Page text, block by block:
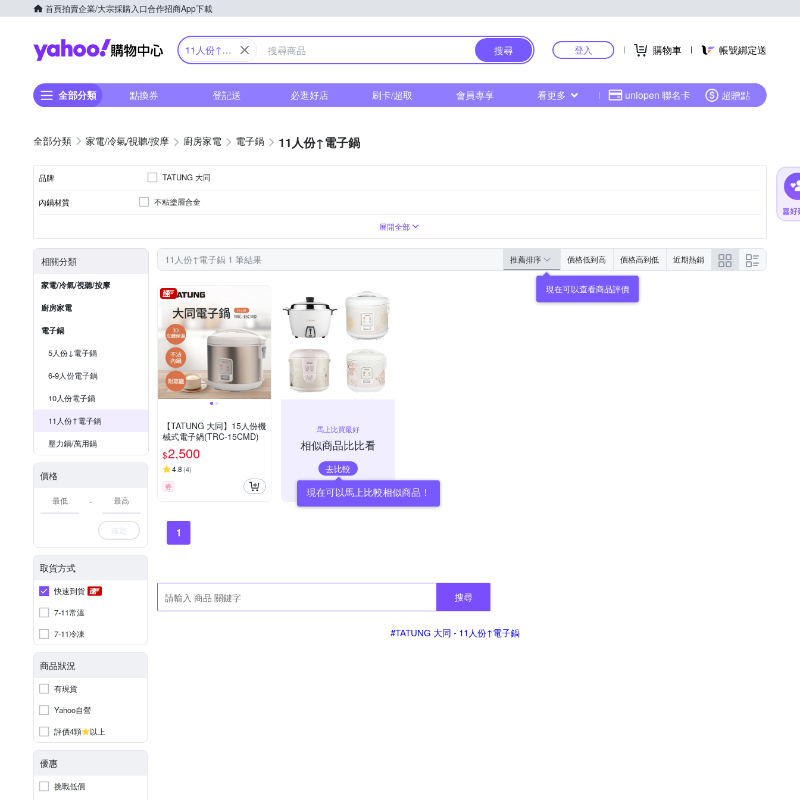
首頁拍賣企業/大宗採購入口合作招商App下載
Yahoo購物中心
11人份↑電
搜尋 登入 購物車 帳號綁定送
全部分類 點換券 登記送 必逛好店 刷卡/超取 會員專享 看更多 uniopen 聯名卡 超贈點
家電/冷氣/視聽/按摩 廚房家電 電子鍋 11人份↑電子鍋
品牌 TATUNG 大同
內鍋材質 不粘塗層合金
展開全部
相關分類
家電/冷氣/視聽/按摩
廚房家電
電子鍋
5人份↓電子鍋
6-9人份電子鍋
10人份電子鍋
11人份↑電子鍋
壓力鍋/萬用鍋
價格
-
確定
取貨方式
快速到貨
7-11常溫
7-11冷凍
商品狀況
有現貨
Yahoo自營
評價4顆
以上
優惠
挑戰低價
11人份↑電子鍋 1 筆結果 推薦排序 價格低到高 價格高到低 近期熱銷
現在可以查看商品評價
【TATUNG 大同】15人份機
械式電子鍋(TRC-15CMD)
$2,500
4.8 (4)
券
馬上比買最好
相似商品比比看
去比較
現在可以馬上比較相似商品！
1
搜尋
#TATUNG 大同 - 11人份↑電子鍋